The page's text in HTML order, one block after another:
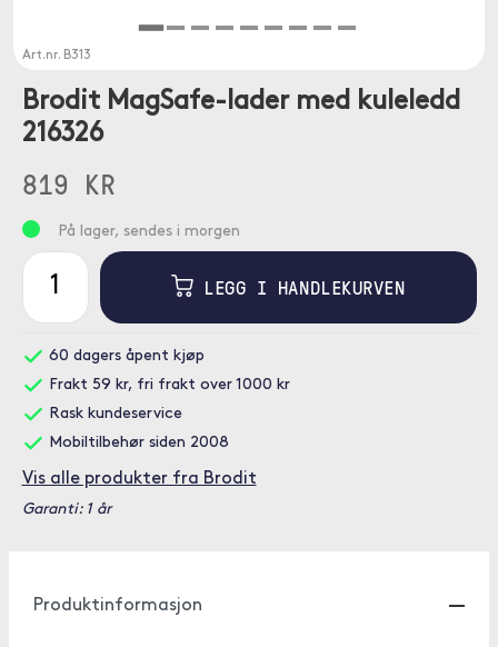
Art.nr. B313
Brodit MagSafe-lader med kuleledd
216326
819 KR
På lager, sendes i morgen
LEGG I HANDLEKURVEN
60 dagers åpent kjøp
Frakt 59 kr, fri frakt over 1000 kr
Rask kundeservice
Mobiltilbehør siden 2008
Vis alle produkter fra Brodit
Garanti: 1 år
Produktinformasjon